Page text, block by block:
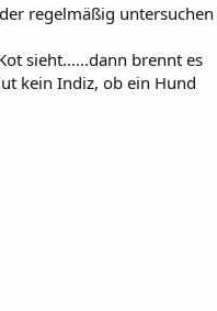
regelmäßig untersuchen
sieht......dann brennt es
kein Indiz, ob ein Hund